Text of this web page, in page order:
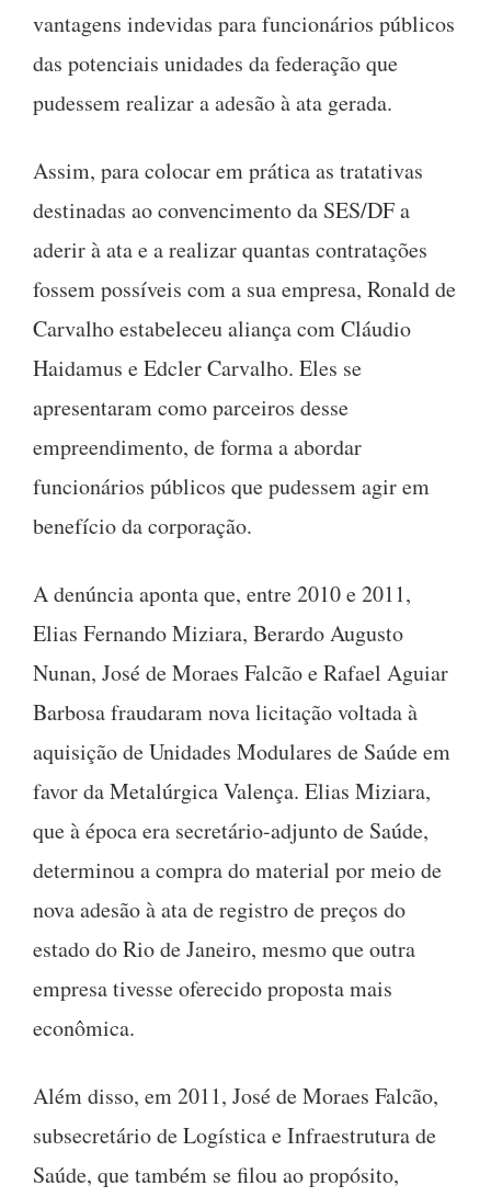
vantagens indevidas para funcionários públicos
das potenciais unidades da federação que
pudessem realizar a adesão à ata gerada.
Assim, para colocar em prática as tratativas
destinadas ao convencimento da SES/DF a
aderir à ata e a realizar quantas contratações
fossem possíveis com a sua empresa, Ronald de
Carvalho estabeleceu aliança com Cláudio
Haidamus e Edcler Carvalho. Eles se
apresentaram como parceiros desse
empreendimento, de forma a abordar
funcionários públicos que pudessem agir em
benefício da corporação.
A denúncia aponta que, entre 2010 e 2011,
Elias Fernando Miziara, Berardo Augusto
Nunan, José de Moraes Falcão e Rafael Aguiar
Barbosa fraudaram nova licitação voltada à
aquisição de Unidades Modulares de Saúde em
favor da Metalúrgica Valença. Elias Miziara,
que à época era secretário-adjunto de Saúde,
determinou a compra do material por meio de
nova adesão à ata de registro de preços do
estado do Rio de Janeiro, mesmo que outra
empresa tivesse oferecido proposta mais
econômica.
Além disso, em 2011, José de Moraes Falcão,
subsecretário de Logística e Infraestrutura de
Saúde, que também se filou ao propósito,